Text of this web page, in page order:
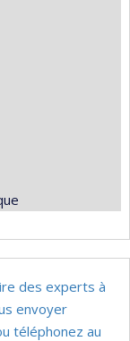
des experts à
envoyer
téléphonez au